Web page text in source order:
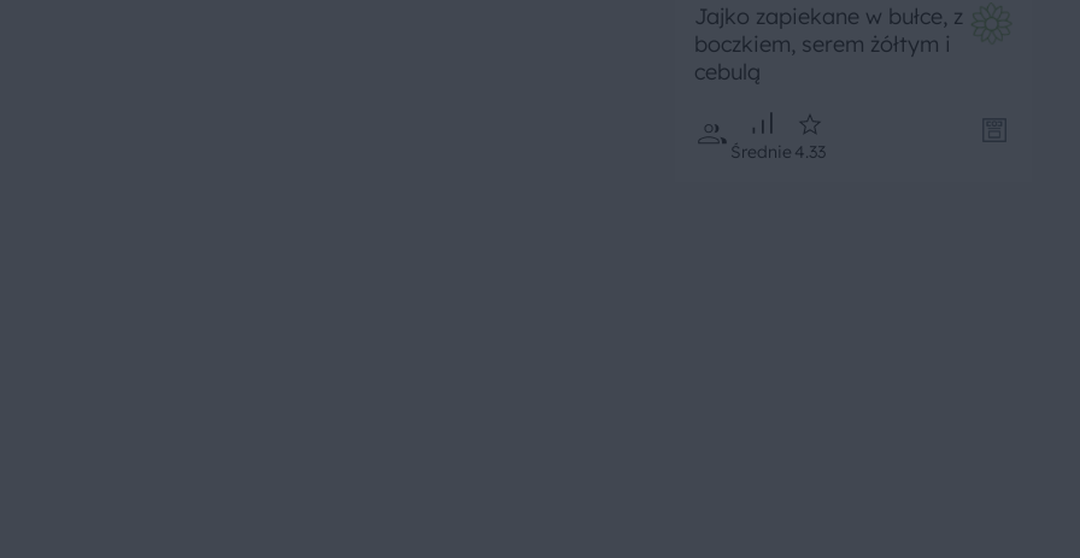
Jajko zapiekane w bułce, z
boczkiem, serem żółtym i
cebulą
Średnie 4.33